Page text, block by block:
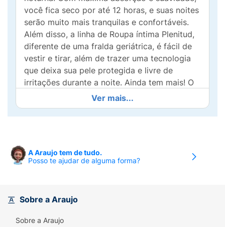
você fica seco por até 12 horas, e suas noites
serão muito mais tranquilas e confortáveis.
Além disso, a linha de Roupa íntima Plenitud,
diferente de uma fralda geriátrica, é fácil de
vestir e tirar, além de trazer uma tecnologia
que deixa sua pele protegida e livre de
irritações durante a noite. Ainda tem mais! O
controle de odores da Roupa íntima Plenitud
Noturna é um diferencial. Ele neutraliza
odores indesejáveis, garantindo uma
incontinência severa noturna!
Ver mais...
A Araujo tem de tudo.
Posso te ajudar de alguma forma?
Sobre a Araujo
Sobre a Araujo